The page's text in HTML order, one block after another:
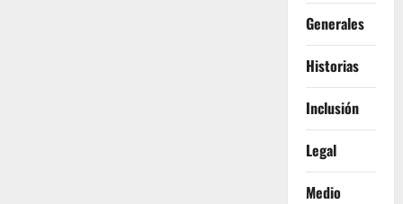
Generales
Historias
Inclusión
Legal
Medio